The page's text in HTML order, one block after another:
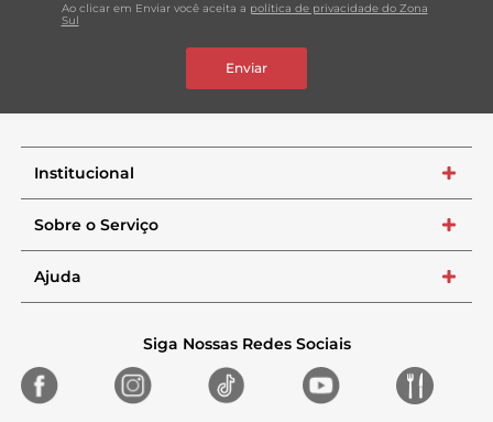
Ao clicar em Enviar você aceita a política de privacidade do Zona
Sul
Enviar
Institucional +
Sobre o Serviço +
Ajuda +
Siga Nossas Redes Sociais